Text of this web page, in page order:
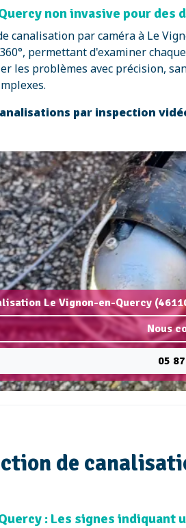
non invasive pour des
canalisation par caméra à Le
permettant d'examiner
les problèmes avec précision,
par inspection
Le Vignon-en-Quercy
Nous
05
de
: Les signes indiquant